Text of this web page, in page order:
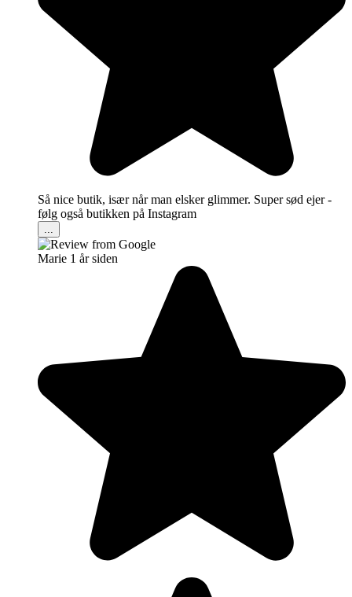
Så nice butik, især når man elsker glimmer. Super sød ejer -
følg også butikken på Instagram
...
Marie 1 år siden